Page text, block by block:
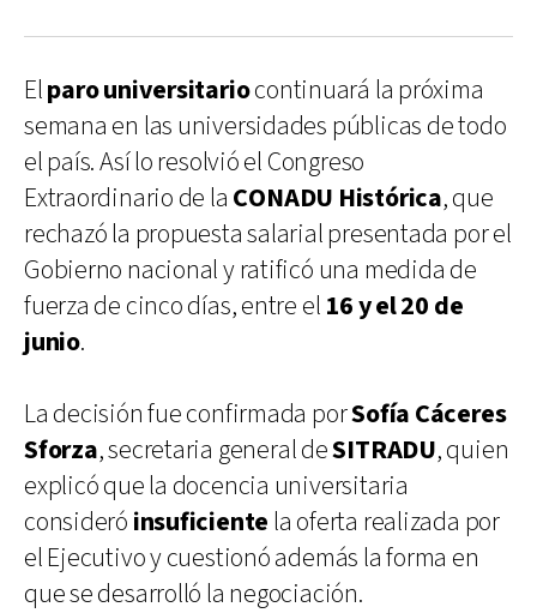
Elparo universitariocontinuará la próxima
semana en las universidades públicas de todo
el país. Así lo resolvió el Congreso
Extraordinario de la CONADU Histórica, que
rechazó la propuesta salarial presentada por el
Gobierno nacional y ratificó una medida de
fuerza de cinco días, entre el 16 y el 20 de
junio.
La decisión fue confirmada porSofía Cáceres
Sforza, secretaria general deSITRADU, quien
explicó que la docencia universitaria
consideró insuficiente la oferta realizada por
el Ejecutivo y cuestionó además la forma en
que se desarrolló la negociación.